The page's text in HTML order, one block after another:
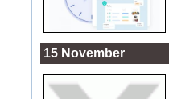
15 November